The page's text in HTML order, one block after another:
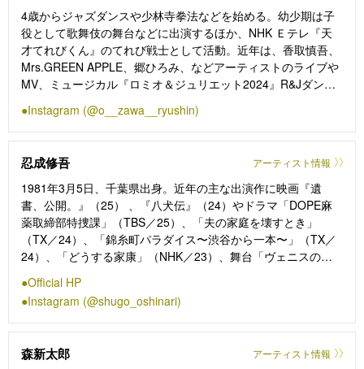
4歳からジャズダンスや少林寺拳法などを始める。幼少期は子
役として歌舞伎の舞台などに出演するほか、NHK Ｅテレ『天
才てれびくん』のてれび戦士として活動。近年は、香取慎吾、
Mrs.GREEN APPLE、郷ひろみ、などアーティストのライブや
MV、ミュージカル『ロミオ＆ジュリエット2024』R&Jダンサ
など俳優・ダンサーとして活動し、9月に柚香光1st Solo
Concert『TABLEAU』出演。
Instagram (@o__zawa__ryushin)
忍成修吾 アーティスト情報
1981年3月5日、千葉県出身。近年の主な出演作に映画『遺
書、公開。』（25） 、『八犬伝』（24）やドラマ「DOPE麻
薬取締部特捜課」（TBS／25）、「夫の家庭を壊すとき」
（TX／24）、「錦糸町パラダイス〜渋谷から一本〜」（TX／
24）、「どうする家康」（NHK／23）、舞台「ヴェニスの商
Official HP
Instagram (@shugo_oshinari)
森新太郎 アーティスト情報